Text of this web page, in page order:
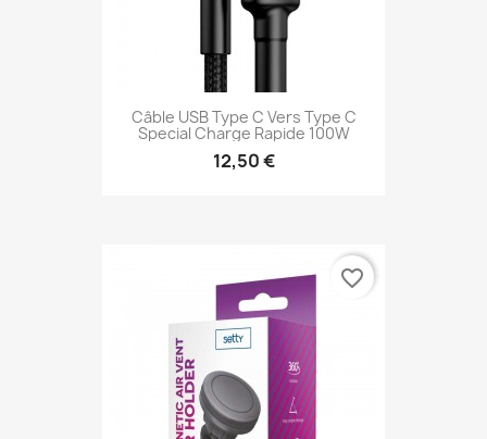
Câble USB Type C Vers Type C
Special Charge Rapide 100W
12,50 €
favorite_border